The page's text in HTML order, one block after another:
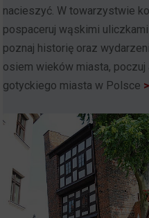
nacieszyć. W towarzystwie
pospaceruj wąskimi
poznaj historię oraz
osiem wieków miasta, poczuj
gotyckiego miasta w Polsce